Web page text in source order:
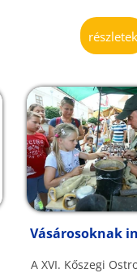
részletek
Vásárosoknak
A XVI. Kőszegi